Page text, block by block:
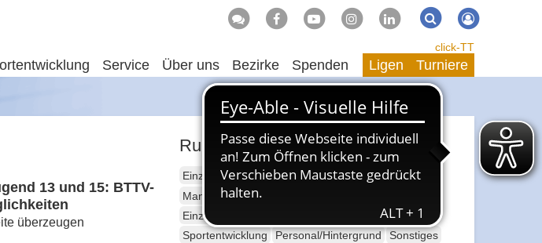
Suche Suchen
Service Über uns Bezirke Spenden
click-TT
Ligen Turniere
13 und 15: BTTV-
überzeugen
Rubriken
Einzelsport Erwachsene
Mannschaftssport Erwachsene
Einzelsport Jugend
Mannschaftssport Jugend
Sportentwicklung
Personal/Hintergrund
Sonstiges